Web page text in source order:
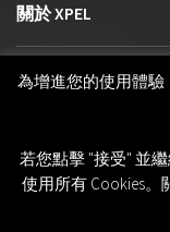
關於 XPEL
隱私權與政策
為增進您的使用體驗
若您點擊 "接受" 並繼
使用所有 Cookies。